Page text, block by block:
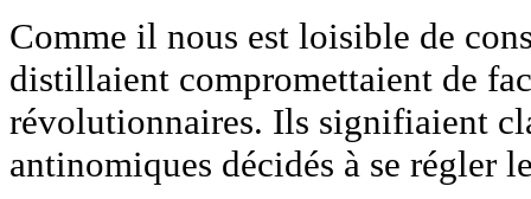
Comme il nous est loisible de
distillaient compromettaient de
révolutionnaires. Ils signifiaient
antinomiques décidés à se régler